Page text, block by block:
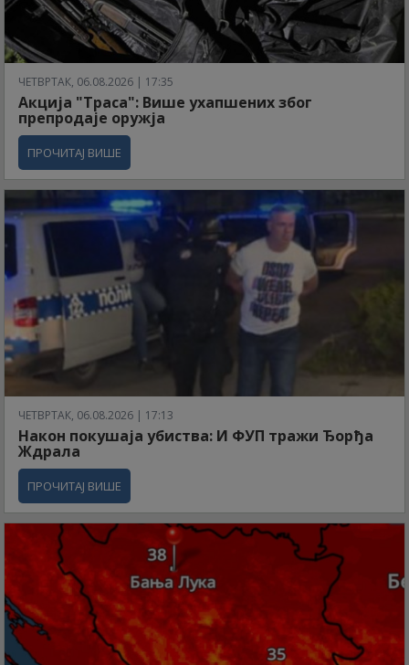
ЧЕТВРТАК, 06.08.2026 | 17:35
Акција "Траса": Више ухапшених због
препродаје оружја
ПРОЧИТАЈ ВИШЕ
ЧЕТВРТАК, 06.08.2026 | 17:13
Након покушаја убиства: И ФУП тражи Ђорђа
Ждрала
ПРОЧИТАЈ ВИШЕ